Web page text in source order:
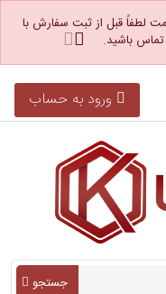
لطفاً قبل از ثبت سفارش با
باشید.
ورود به حساب
جستجو